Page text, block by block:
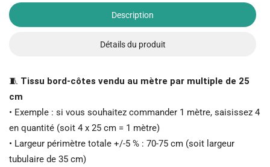
Description
Détails du produit
🧵 Tissu bord-côtes vendu au mètre par multiple de 25
cm
• Exemple : si vous souhaitez commander 1 mètre, saisissez 4
en quantité (soit 4 x 25 cm = 1 mètre)
• Largeur périmètre totale +/-5 % : 70-75 cm (soit largeur
tubulaire de 35 cm)